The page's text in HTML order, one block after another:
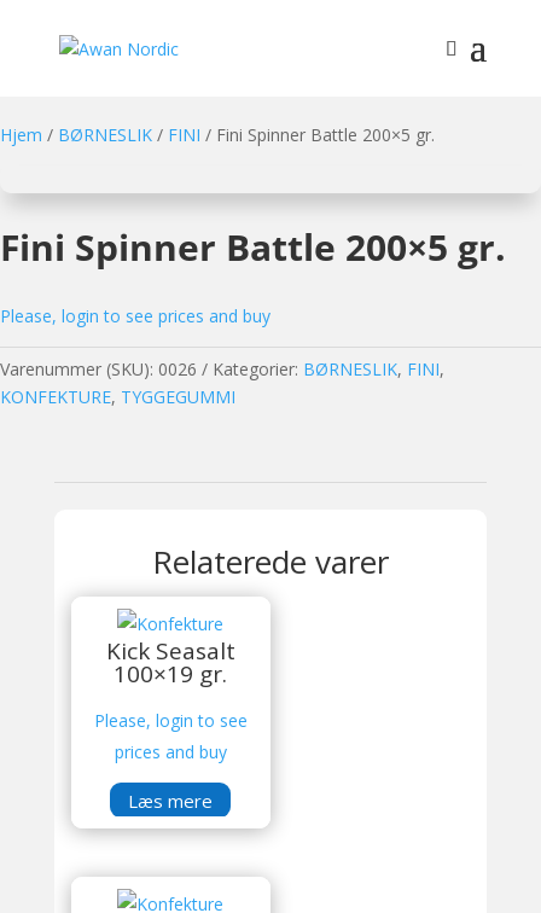
Hjem / BØRNESLIK / FINI / Fini Spinner Battle 200×5 gr.
Fini Spinner Battle 200×5 gr.
Please, login to see prices and buy
Varenummer (SKU): 0026 Kategorier: BØRNESLIK, FINI,
KONFEKTURE, TYGGEGUMMI
Relaterede varer
Kick Seasalt
100×19 gr.
Please, login to see
prices and buy
Læs mere